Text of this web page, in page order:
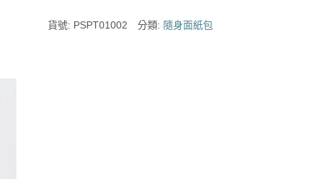
貨號: PSPT01002 分類: 隨身面紙包